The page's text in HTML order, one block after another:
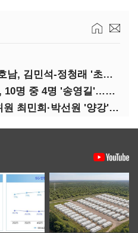
(정기여론조사)②당심·호남, 김민석-정청래 '초접전'
(정기여론조사)③2순위, 10명 중 4명 '송영길'…정청래 '한 자릿수'
(정기여론조사)④최고위원 최민희·박선원 '양강'…서미화·이성윤·임미애 뒤이어